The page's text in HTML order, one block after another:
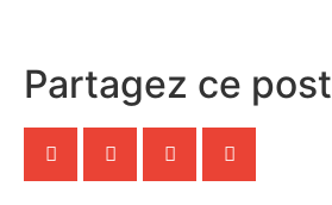
Partagez ce post